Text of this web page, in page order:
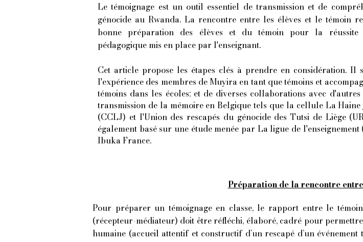
Le témoignage est un outil essentiel de transmission et de
génocide au Rwanda. La rencontre entre les élèves et le témoin
bonne préparation des élèves et du témoin pour la
pédagogique mis en place par l'enseignant.
Cet article propose les étapes clés à prendre en considération. Il
l'expérience des membres de Muyira en tant que témoins et
témoins dans les écoles; et de diverses collaborations avec
transmission de la mémoire en Belgique tels que la cellule La Haine
(CCLJ) et l'Union des rescapés du génocide des Tutsi de Liège
également basé sur une étude menée par La ligue de l'enseignement
Ibuka France.
Préparation de la rencontre
Pour préparer un témoignage en classe, le rapport entre le
(récepteur-médiateur) doit être réfléchi, élaboré, cadré pour
humaine (accueil attentif et constructif d’un rescapé d’un